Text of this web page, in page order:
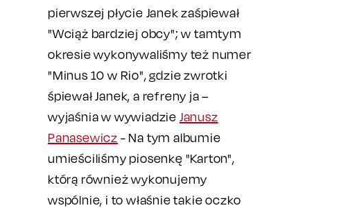
pierwszej płycie Janek zaśpiewał
"Wciąż bardziej obcy"; w tamtym
okresie wykonywaliśmy też numer
"Minus 10 w Rio", gdzie zwrotki
śpiewał Janek, a refreny ja –
wyjaśnia w wywiadzie Janusz
Panasewicz - Na tym albumie
umieściliśmy piosenkę "Karton",
którą również wykonujemy
wspólnie, i to właśnie takie oczko